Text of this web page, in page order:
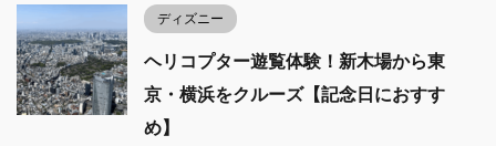
ディズニー
ヘリコプター遊覧体験！新木場から東
京・横浜をクルーズ【記念日におすす
め】